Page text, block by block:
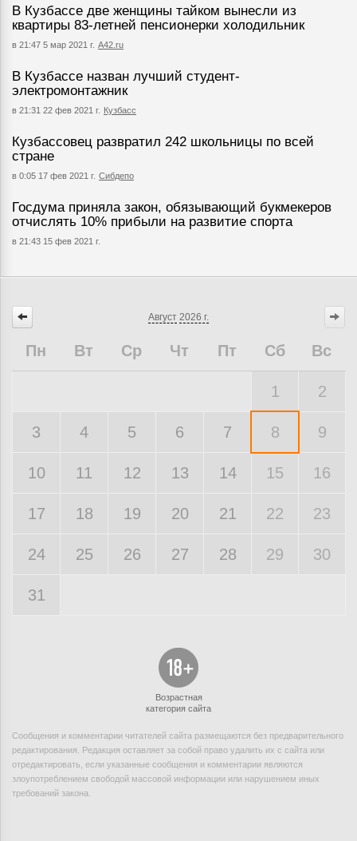
В Кузбассе две женщины тайком вынесли из
квартиры 83-летней пенсионерки холодильник
в 21:47 5 мар 2021 г. А42.ru
В Кузбассе назван лучший студент-
электромонтажник
в 21:31 22 фев 2021 г. Кузбасс
Кузбассовец развратил 242 школьницы по всей
стране
в 0:05 17 фев 2021 г. Сибдепо
Госдума приняла закон, обязывающий букмекеров
отчислять 10% прибыли на развитие спорта
в 21:43 15 фев 2021 г.
Август 2026 г.
Пн Вт Ср Чт Пт Сб Вс
1 2
3 4 5 6 7 8 9
10 11 12 13 14 15 16
17 18 19 20 21 22 23
24 25 26 27 28 29 30
31
Возрастная
категория сайта
Сообщения и комментарии читателей сайта размещаются без предварительного
редактирования. Редакция оставляет за собой право удалить их с сайта или
отредактировать, если указанные сообщения и комментарии являются
злоупотреблением свободой массовой информации или нарушением иных
требований закона.